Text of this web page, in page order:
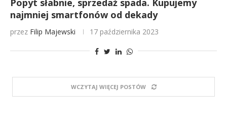
Popyt słabnie, sprzedaż spada. Kupujemy
najmniej smartfonów od dekady
przez Filip Majewski 17 października 2023
WCZYTAJ WIĘCEJ POSTÓW